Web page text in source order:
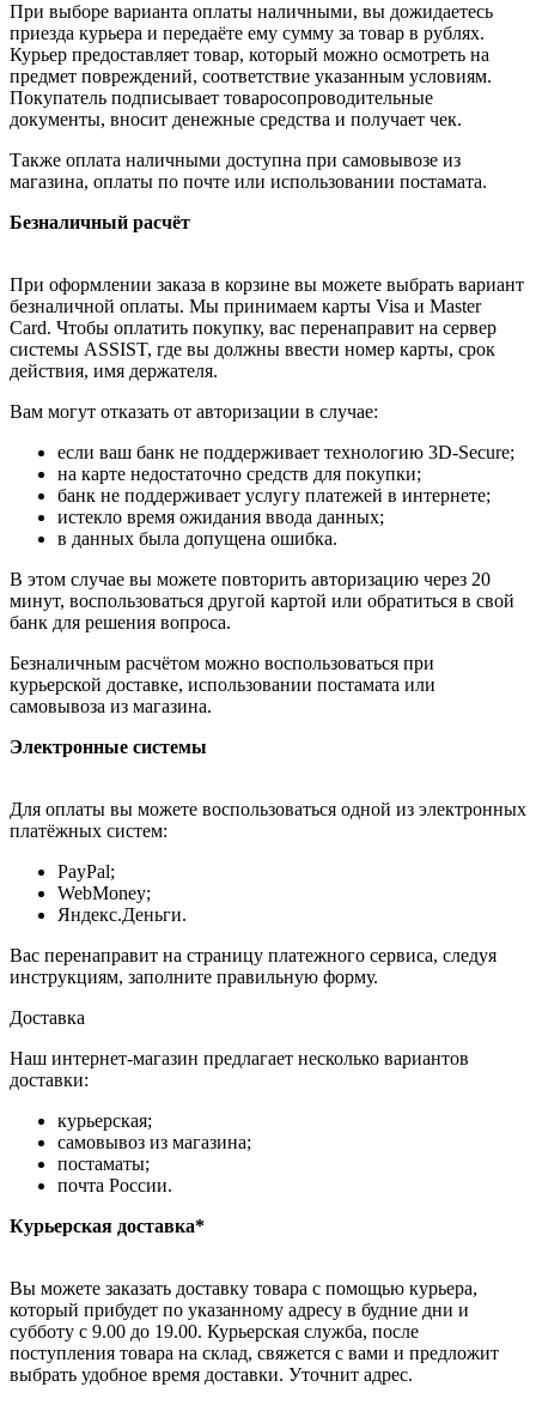
При выборе варианта оплаты наличными, вы дожидаетесь
приезда курьера и передаёте ему сумму за товар в рублях.
Курьер предоставляет товар, который можно осмотреть на
предмет повреждений, соответствие указанным условиям.
Покупатель подписывает товаросопроводительные
документы, вносит денежные средства и получает чек.
Также оплата наличными доступна при самовывозе из
магазина, оплаты по почте или использовании постамата.
Безналичный расчёт
При оформлении заказа в корзине вы можете выбрать вариант
безналичной оплаты. Мы принимаем карты Visa и Master
Card. Чтобы оплатить покупку, вас перенаправит на сервер
системы ASSIST, где вы должны ввести номер карты, срок
действия, имя держателя.
Вам могут отказать от авторизации в случае:
если ваш банк не поддерживает технологию 3D-Secure;
на карте недостаточно средств для покупки;
банк не поддерживает услугу платежей в интернете;
истекло время ожидания ввода данных;
в данных была допущена ошибка.
В этом случае вы можете повторить авторизацию через 20
минут, воспользоваться другой картой или обратиться в свой
банк для решения вопроса.
Безналичным расчётом можно воспользоваться при
курьерской доставке, использовании постамата или
самовывоза из магазина.
Электронные системы
Для оплаты вы можете воспользоваться одной из электронных
платёжных систем:
PayPal;
WebMoney;
Яндекс.Деньги.
Вас перенаправит на страницу платежного сервиса, следуя
инструкциям, заполните правильную форму.
Доставка
Наш интернет-магазин предлагает несколько вариантов
доставки:
курьерская;
самовывоз из магазина;
постаматы;
почта России.
Курьерская доставка*
Вы можете заказать доставку товара с помощью курьера,
который прибудет по указанному адресу в будние дни и
субботу с 9.00 до 19.00. Курьерская служба, после
поступления товара на склад, свяжется с вами и предложит
выбрать удобное время доставки. Уточнит адрес.